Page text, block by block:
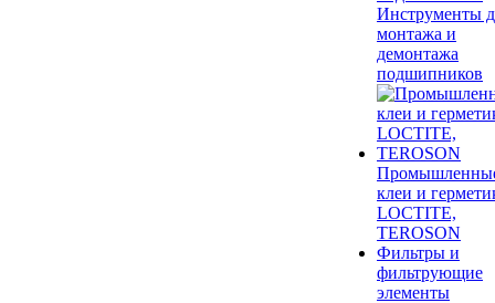
Инструменты
монтажа и
демонтажа
подшипников
клеи и
LOCTITE,
TEROSON
Фильтры и
фильтрующие
элементы